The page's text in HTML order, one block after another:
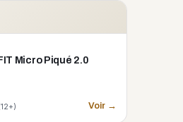
Micro Piqué 2.0
Voir →